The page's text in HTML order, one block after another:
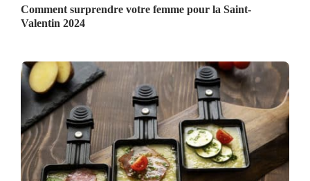
Comment surprendre votre femme pour la Saint-
Valentin 2024